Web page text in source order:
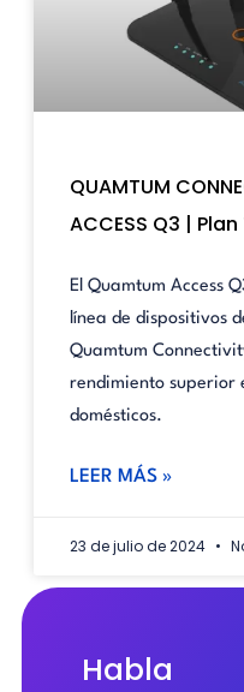
QUAMTUM
ACCESS Q3 |
El Quamtum Access
línea de dispositivos
Quamtum
rendimiento superior
domésticos.
LEER MÁS »
23 de julio de 2024
Habla